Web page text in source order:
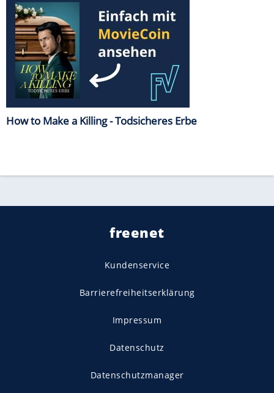
How to Make a Killing - Todsicheres Erbe
freenet
Kundenservice
Barrierefreiheitserklärung
Impressum
Datenschutz
Datenschutzmanager